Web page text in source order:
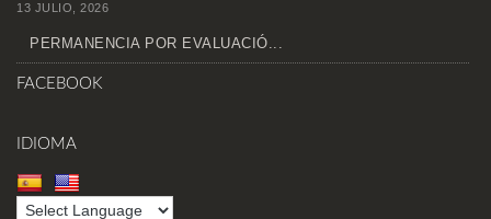
13 JULIO, 2026
PERMANENCIA POR EVALUACIÓ...
FACEBOOK
IDIOMA